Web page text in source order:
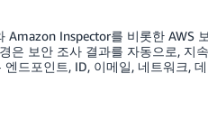
Inspector를 비롯한 AWS
은 보안 조사 결과를 자동으로, 지
드포인트, ID, 이메일, 네트워크,